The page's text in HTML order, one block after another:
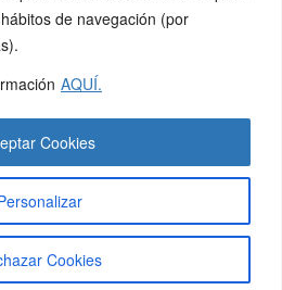
de navegación (por
AQUÍ.
Cookies
Cookies
DEHESA